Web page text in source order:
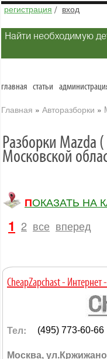
регистрация / вход
Найти необходимую
главная статьи
Главная » Авторазборки »
Разборки Mazda
Московской
ПОКАЗАТЬ НА
1 2 все вперед
CheapZapchast - Интернет
Тел: (495) 773-60-66
Москва,